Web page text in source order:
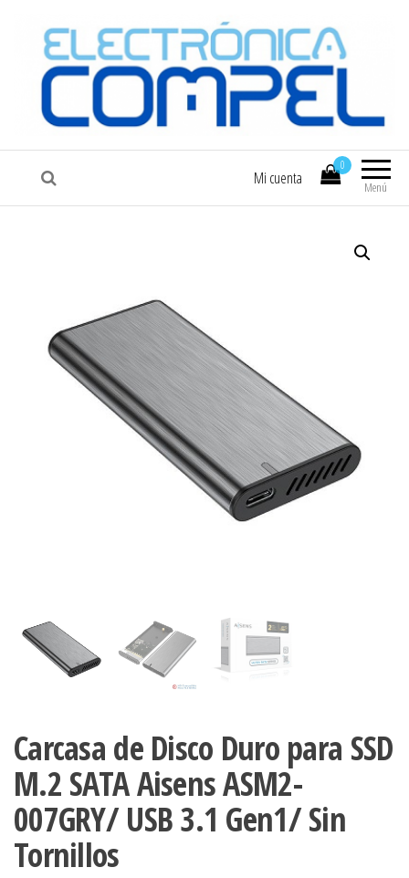
COMPEL Electrónica COMPEL
Menú
0
Mi cuenta
Carcasa de Disco Duro para SSD
M.2 SATA Aisens ASM2-
007GRY/ USB 3.1 Gen1/ Sin
Tornillos